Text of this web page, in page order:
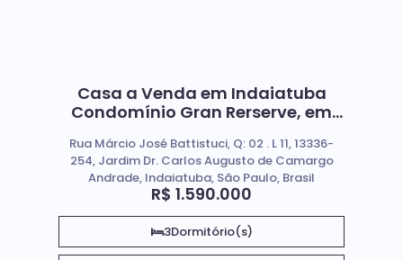
Casa a Venda em Indaiatuba
Condomínio Gran Rerserve, em
R$ 1.590.000
Rua Márcio José Battistuci, Q: 02 . L 11, 13336-
254, Jardim Dr. Carlos Augusto de Camargo
Andrade, Indaiatuba, São Paulo, Brasil
3Dormitório(s)